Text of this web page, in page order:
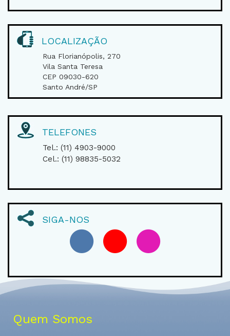
LOCALIZAÇÃO
Rua Florianópolis, 270
Vila Santa Teresa
CEP 09030-620
Santo André/SP
TELEFONES
Tel.: (11) 4903-9000
Cel.: (11) 98835-5032
SIGA-NOS
Quem Somos